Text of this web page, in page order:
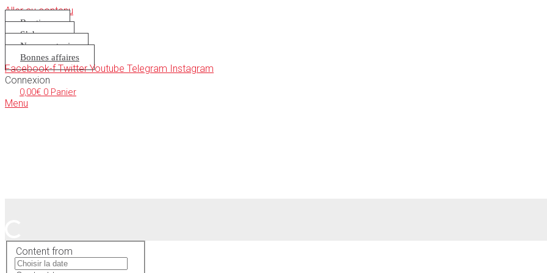
Aller au contenu
Boutique
S’abonner
Nous soutenir
Bonnes affaires
Facebook-f Twitter Youtube Telegram Instagram
Connexion
0,00€ 0 Panier
Menu
Content from